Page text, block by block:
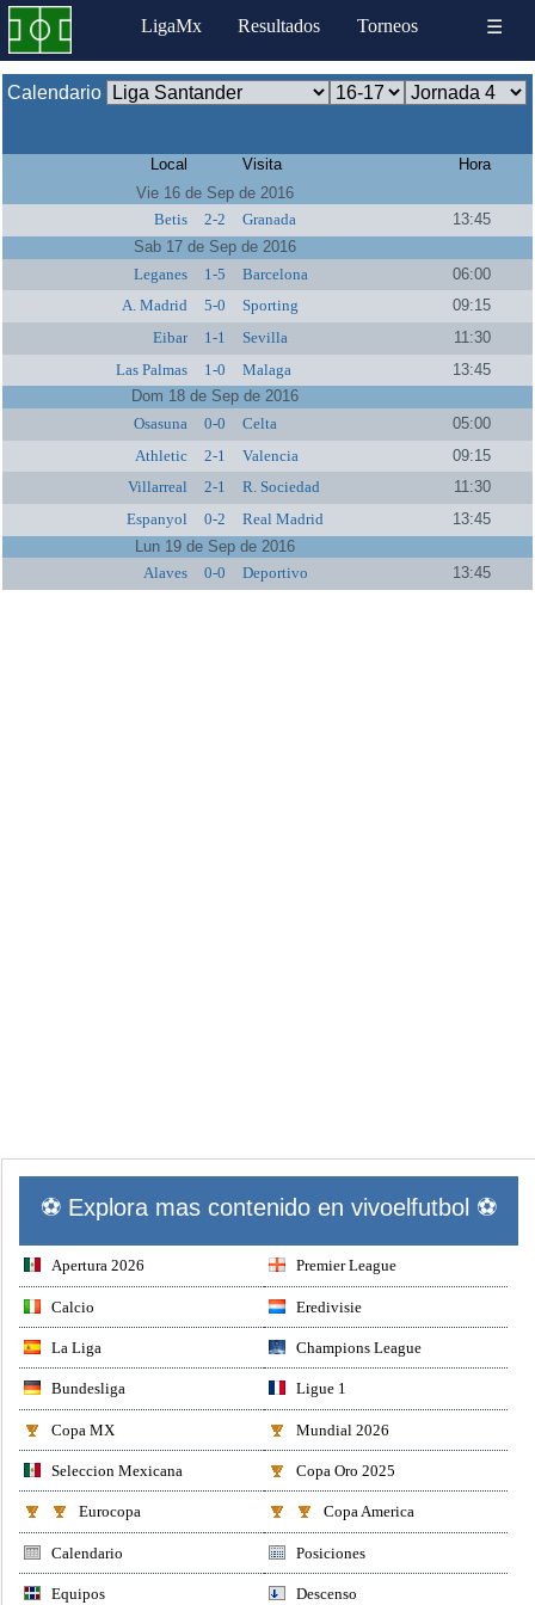
LigaMx Resultados Torneos ☰
Calendario
Local Visita
Hora
Vie 16 de Sep de 2016
Betis
2-2 Granada
13:45
Sab 17 de Sep de 2016
Leganes
1-5 Barcelona
06:00
A. Madrid
5-0 Sporting
09:15
Eibar
1-1 Sevilla
11:30
Las Palmas
1-0 Malaga
13:45
Dom 18 de Sep de 2016
Osasuna
0-0 Celta
05:00
Athletic
2-1 Valencia
09:15
Villarreal
2-1 R. Sociedad
11:30
Espanyol
0-2 Real Madrid
13:45
Lun 19 de Sep de 2016
Alaves
0-0 Deportivo 13:45
⚽ Explora mas contenido en vivoelfutbol ⚽
Apertura 2026 Premier League
Calcio Eredivisie
La Liga Champions League
Bundesliga Ligue 1
Copa MX Mundial 2026
Seleccion Mexicana Copa Oro 2025
Eurocopa Copa America
Calendario Posiciones
Equipos Descenso